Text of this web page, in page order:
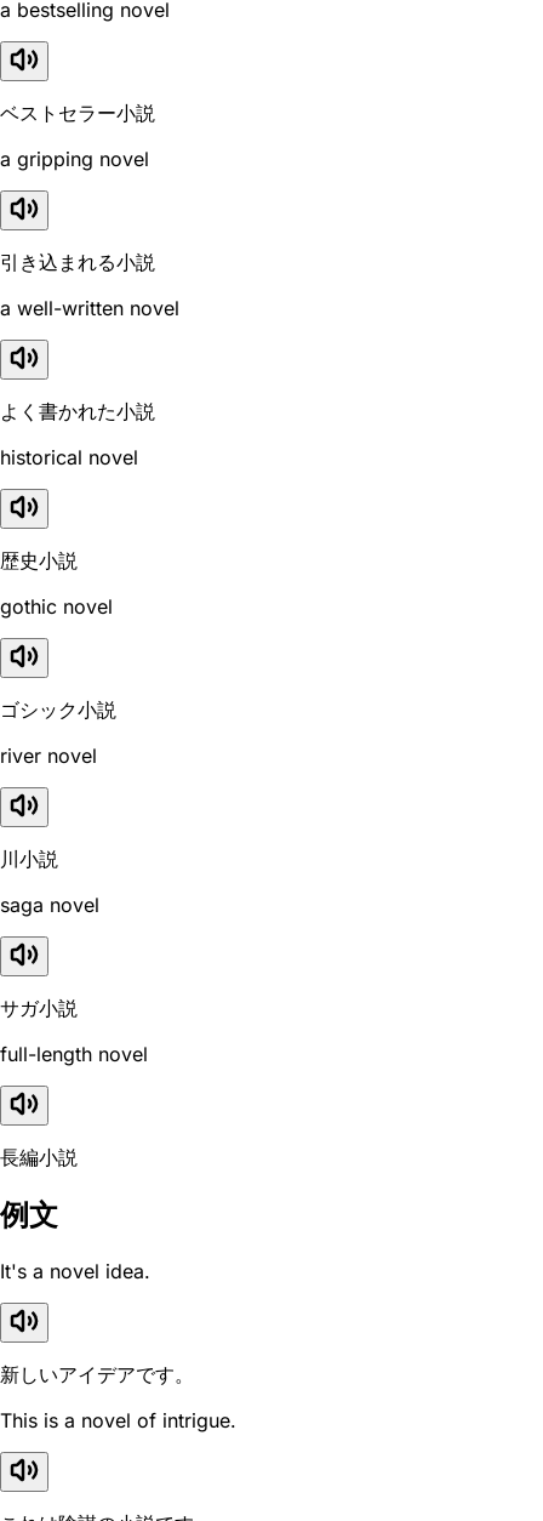
a bestselling novel
ベストセラー小説
a gripping novel
引き込まれる小説
a well-written novel
よく書かれた小説
historical novel
歴史小説
gothic novel
ゴシック小説
river novel
川小説
saga novel
サガ小説
full-length novel
長編小説
例文
It's a novel idea.
新しいアイデアです。
This is a novel of intrigue.